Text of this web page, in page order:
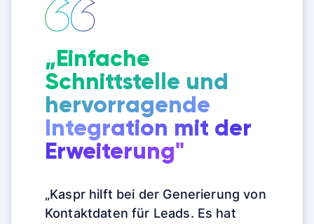
„Einfache
Schnittstelle und
hervorragende
Integration mit der
Erweiterung"
„Kaspr hilft bei der Generierung von
Kontaktdaten für Leads. Es hat